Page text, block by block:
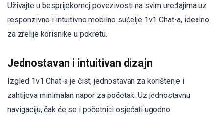
Uživajte u besprijekornoj povezivosti na svim uređajima uz
responzivno i intuitivno mobilno sučelje 1v1 Chat-a, idealno
za zrelije korisnike u pokretu.
Jednostavan i intuitivan dizajn
Izgled 1v1 Chat-a je čist, jednostavan za korištenje i
zahtijeva minimalan napor za početak. Uz jednostavnu
navigaciju, čak će se i početnici osjećati ugodno.